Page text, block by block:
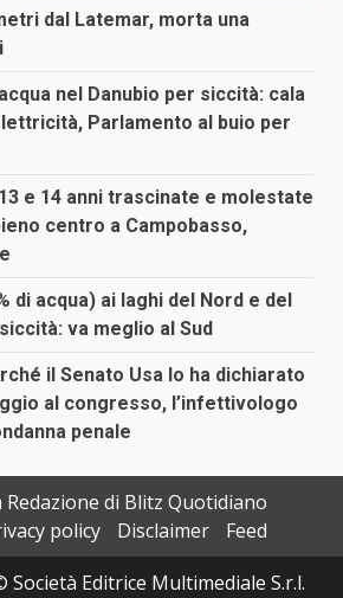
dal Latemar, morta una
nel Danubio per siccità: cala
Parlamento al buio per
e 14 anni trascinate e molestate
centro a Campobasso,
di acqua) ai laghi del Nord e del
va meglio al Sud
il Senato Usa lo ha dichiarato
al congresso, l’infettivologo
penale
Redazione di Blitz Quotidiano
policy Disclaimer
Feed
Editrice Multimediale S.r.l.